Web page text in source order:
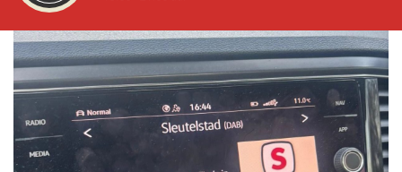
STRAKS:
De avond van Sleutelstad
21.00 - 0.00 uur
Vorig uur
uur 1 van 0 Volgend uur